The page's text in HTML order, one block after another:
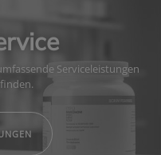
Serviceleistungen